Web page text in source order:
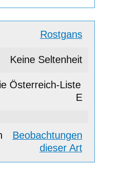
Rostgans
Keine Seltenheit
E
Beobachtungen
dieser Art